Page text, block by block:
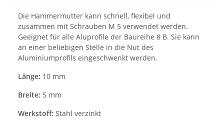
Die Hammermutter kann schnell, flexibel und
zusammen mit Schrauben M 5 verwendet werden.
Geeignet für alle Aluprofile der Baureihe 8 B. Sie kann
an einer beliebigen Stelle in die Nut des
Aluminiumprofils eingeschwenkt werden.
Länge: 10 mm
Breite: 5 mm
Werkstoff: Stahl verzinkt